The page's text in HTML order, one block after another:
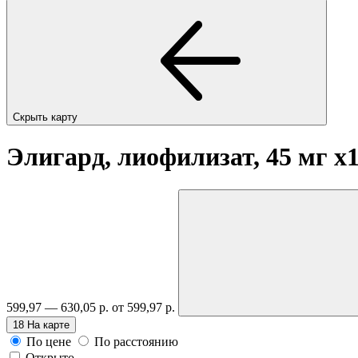
Скрыть карту
Элигард, лиофилизат, 45 мг
599,97 — 630,05 р. от 599,97 р.
18 На карте
По цене
По расстоянию